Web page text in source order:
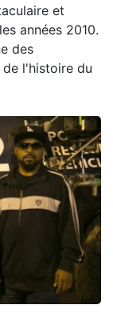
et
années 2010.
des
l'histoire du